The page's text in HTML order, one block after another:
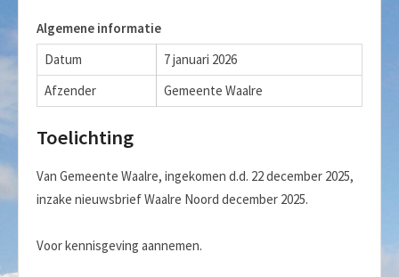
Algemene informatie
Datum
7 januari 2026
Afzender
Gemeente Waalre
Toelichting
Van Gemeente Waalre, ingekomen d.d. 22 december 2025,
inzake nieuwsbrief Waalre Noord december 2025.
Voor kennisgeving aannemen.